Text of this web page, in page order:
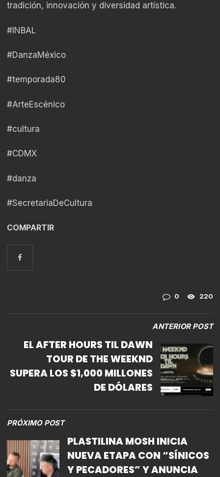
tradición, innovación y diversidad artística.
#INBAL
#DanzaMéxico
#temporada80
#ArteEscénico
#cultura
#CDMX
#danza
#SecretariaDeCultura
COMPARTIR
0 220
ANTERIOR POST
EL AFTER HOURS TIL DAWN
TOUR DE THE WEEKND
SUPERA LOS $1,000 MILLONES
DE DÓLARES
PRÓXIMO POST
PLASTILINA MOSH INICIA
NUEVA ETAPA CON “SÍNICOS
Y PECADORES” Y ANUNCIA